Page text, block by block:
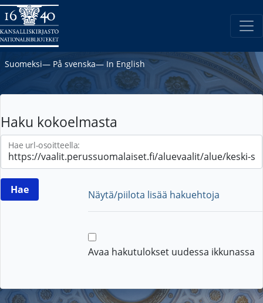
Suomeksi― På svenska― In English
Haku kokoelmasta
Hae url-osoitteella:
Näytä/piilota lisää hakuehtoja
Avaa hakutulokset uudessa ikkunassa